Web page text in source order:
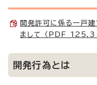
開発許可に係る一戸
まして （PDF 125.3
開発行為とは